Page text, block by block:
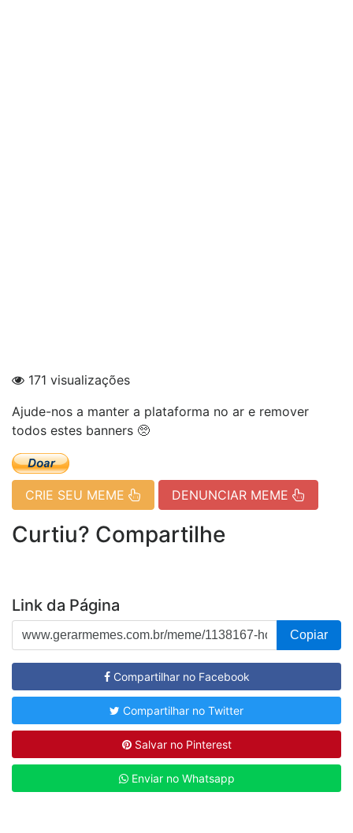
171 visualizações
Ajude-nos a manter a plataforma no ar e remover
todos estes banners 🥺
CRIE SEU MEME DENUNCIAR MEME
Curtiu? Compartilhe
Link da Página
Copiar
Compartilhar no Facebook
Compartilhar no Twitter
Salvar no Pinterest
Enviar no Whatsapp